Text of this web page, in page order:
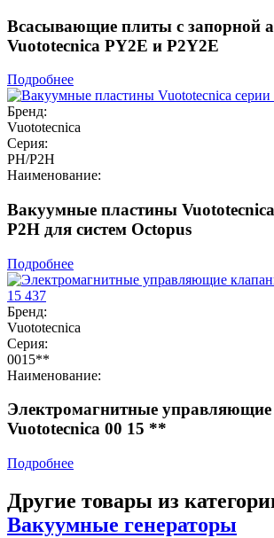
Всасывающие плиты с запорной
Vuototecnica PY2E и P2Y2E
Подробнее
Бренд:
Vuototecnica
Серия:
PH/P2H
Наименование:
Вакуумные пластины
P2H для систем Octopus
Подробнее
Бренд:
Vuototecnica
Серия:
0015**
Наименование:
Электромагнитные
Vuototecnica 00 15 **
Подробнее
Другие товары из
Вакуумные генераторы